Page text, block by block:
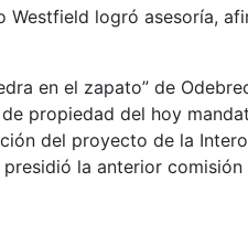
Westfield logró asesoría,
en el zapato” de
propiedad del hoy
del proyecto de la
presidió la anterior